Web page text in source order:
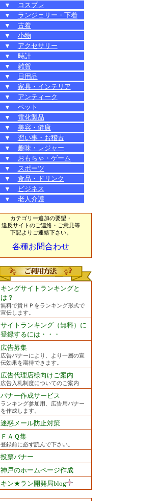
▼
コスプレ
▼
ランジェリー・下着
▼
古着
▼
小物
▼
アクセサリー
▼
時計
▼
雑貨
▼
日用品
▼
家具・インテリア
▼
アンティーク
▼
ペット
▼
電化製品
▼
美容・健康
▼
習い事・お稽古
▼
趣味・レジャー
▼
おもちゃ・ゲーム
▼
スポーツ
▼
食品・ドリンク
▼
ビジネス
▼
老人介護
カテゴリー追加の要望・
違反サイトのご連絡・ご意見等
下記よりご連絡下さい。
各種お問合わせ
キングサイトランキングと
は？
無料で貴ＨＰをランキング形式で
宣伝します。
サイトランキング（無料）に
登録するには・・・
広告募集
広告バナーにより、より一層の宣
伝効果を期待できます。
広告代理店様向けご案内
広告入札制度についてのご案内
バナー作成サービス
ランキング参加用、広告用バナー
を作成します。
迷惑メール防止対策
ＦＡＱ集
登録前に必ず読んで下さい。
投票バナー
神戸のホームページ作成
キン★ラン開発局blog